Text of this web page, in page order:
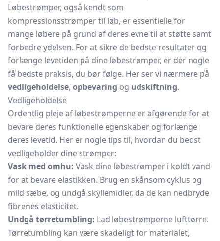
Løbestrømper, også kendt som
kompressionsstrømpertil løb, er essentielle for
mange løbere på grund af deres evne til at støtte samt
forbedre ydelsen. For at sikre de bedste resultater og
forlænge levetiden på dine løbestrømper, er der nogle
få bedste praksis, du bør følge. Her ser vi nærmere på
vedligeholdelse, opbevaring og udskiftning.
Vedligeholdelse
Ordentlig pleje af løbestrømperne er afgørende for at
bevare deres funktionelle egenskaber og forlænge
deres levetid. Her er nogle tips til, hvordan du bedst
vedligeholder dine strømper:
Vask med omhu: Vask dine løbestrømper i koldt vand
for at bevare elastikken. Brug en skånsom cyklus og
mild sæbe, og undgå skyllemidler, da de kan nedbryde
fibrenes elasticitet.
Undgå tørretumbling: Lad løbestrømperne lufttørre.
Tørretumbling kan være skadeligt for materialet,